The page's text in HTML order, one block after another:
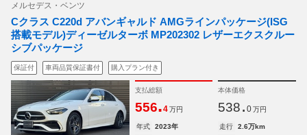
メルセデス・ベンツ
Cクラス C220d アバンギャルド AMGラインパッケージ(ISG
搭載モデル)ディーゼルターボ MP202302 レザーエクスクルー
シブパッケージ
保証付 車両品質保証書付 購入プラン付き
支払総額
556.4 万円
本体価格
538. 0 万円
年式 2023年 走行
2.6万km